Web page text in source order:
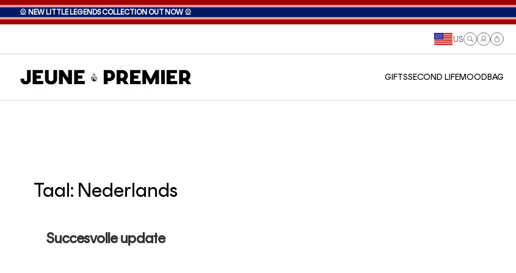
🎡 NEW LITTLE LEGENDS COLLECTION OUT NOW 🎡
US
LogCart
GIFTSSECOND LIFEMOODBAG
Taal: Nederlands
Succesvolle update